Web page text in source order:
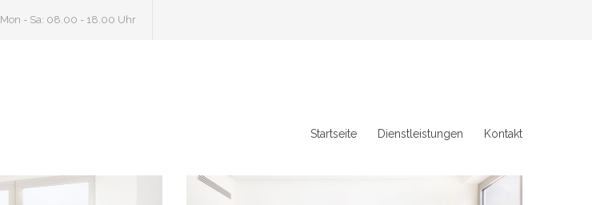
Mon - Sa: 08.00 - 18.00 Uhr
Startseite Dienstleistungen Kontakt